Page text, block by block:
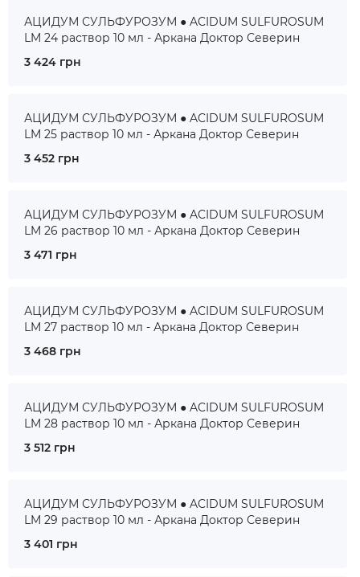
АЦИДУМ СУЛЬФУРОЗУМ ● ACIDUM SULFUROSUM
LM 24 раствор 10 мл - Аркана Доктор Северин
3 424 грн
АЦИДУМ СУЛЬФУРОЗУМ ● ACIDUM SULFUROSUM
LM 25 раствор 10 мл - Аркана Доктор Северин
3 452 грн
АЦИДУМ СУЛЬФУРОЗУМ ● ACIDUM SULFUROSUM
LM 26 раствор 10 мл - Аркана Доктор Северин
3 471 грн
АЦИДУМ СУЛЬФУРОЗУМ ● ACIDUM SULFUROSUM
LM 27 раствор 10 мл - Аркана Доктор Северин
3 468 грн
АЦИДУМ СУЛЬФУРОЗУМ ● ACIDUM SULFUROSUM
LM 28 раствор 10 мл - Аркана Доктор Северин
3 512 грн
АЦИДУМ СУЛЬФУРОЗУМ ● ACIDUM SULFUROSUM
LM 29 раствор 10 мл - Аркана Доктор Северин
3 401 грн